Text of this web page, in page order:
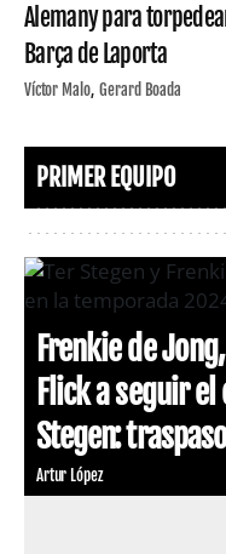
Alemany para
Barça de Laporta
Víctor Malo Gerard Boada
PRIMER EQUIPO
Frenkie de
Flick a seguir
Stegen:
Artur López